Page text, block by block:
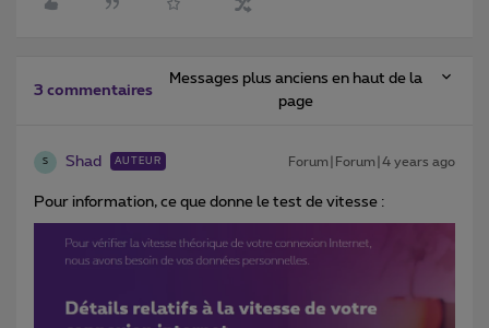
3 commentaires
Messages plus anciens en haut de la
page
S Shad AUTEUR Forum|Forum|4 years ago
Pour information, ce que donne le test de vitesse :